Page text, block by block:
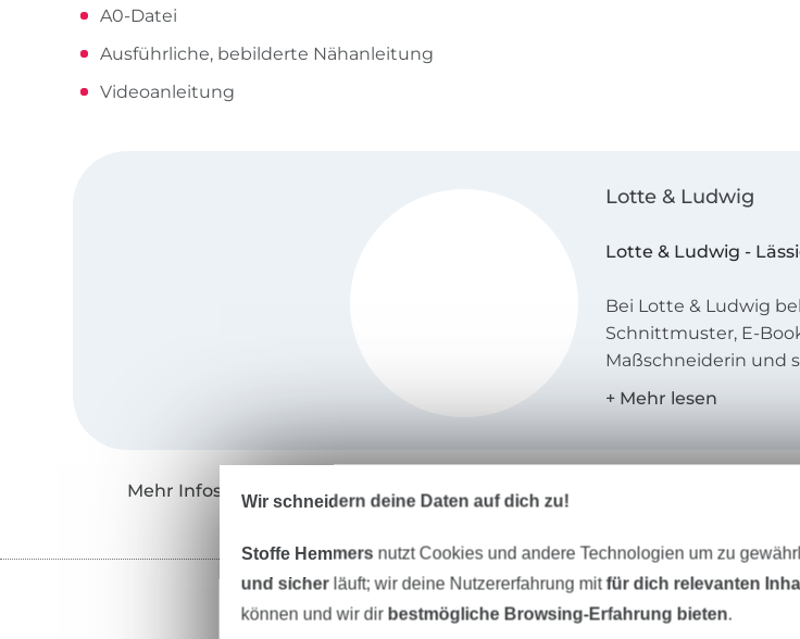
A0-Datei
Ausführliche, bebilderte Nähanleitung
Videoanleitung
Lotte & Ludwig
Lotte & Ludwig -
Bei Lotte & Ludwig
Schnittmuster, E-
Maßschneiderin und
Unsere
Unser Stil
und glänzen durch
Lässigkeit.
Mehr Infos zu "Lotte & Ludwig"
Unser Tipp: Das
Wir schneidern deine Daten auf dich zu!
Stoffe Hemmers nutzt Cookies und andere Technologien um zu
und sicherläuft; wir deine Nutzererfahrung mitfür dich relevanten
können und wir dir bestmögliche Browsing-Erfahrung bieten.